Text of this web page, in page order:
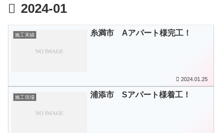
2024-01
施工実績 糸満市 Aアパート様完工！
2024.01.25
施工現場 浦添市 Sアパート様着工！